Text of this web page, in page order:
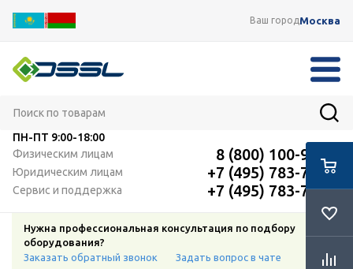
Ваш городМосква
ПН-ПТ 9:00-18:00
Физическим лицам
8 (800) 100-91-12
Юридическим лицам +7 (495) 783-72-87
Сервис и поддержка +7 (495) 783-72-87
Нужна профессиональная консультация по подбору
оборудования?
Заказать обратный звонок
Задать вопрос в чате